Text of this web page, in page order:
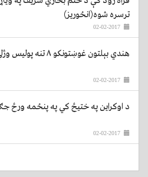
ترسره شوه(انځوریز)
02-02-2017
هندي بېلتون غوښتونکو ۸ تنه پولیس وژلي
02-02-2017
د اوکراین په ختیځ کي په پنځمه ورځ
02-02-2017